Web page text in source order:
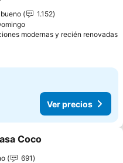
1.152
modernas y recién renovadas
Ver precios
a favoritos
Coco
691